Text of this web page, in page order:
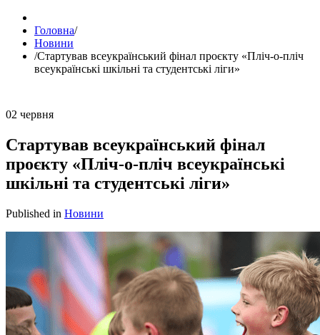
Головна/
Новини
/Стартував всеукраїнський фінал проєкту «Пліч-о-пліч
всеукраїнські шкільні та студентські ліги»
02 червня
Стартував всеукраїнський фінал
проєкту «Пліч-о-пліч всеукраїнські
шкільні та студентські ліги»
Published in Новини